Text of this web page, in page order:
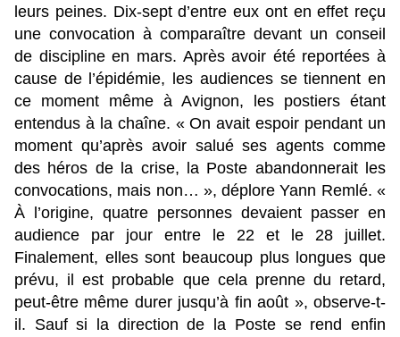
leurs peines. Dix-sept d’entre eux ont en effet reçu
une convocation à comparaître devant un conseil
de discipline en mars. Après avoir été reportées à
cause de l’épidémie, les audiences se tiennent en
ce moment même à Avignon, les postiers étant
entendus à la chaîne. « On avait espoir pendant un
moment qu’après avoir salué ses agents comme
des héros de la crise, la Poste abandonnerait les
convocations, mais non… », déplore Yann Remlé. «
À l’origine, quatre personnes devaient passer en
audience par jour entre le 22 et le 28 juillet.
Finalement, elles sont beaucoup plus longues que
prévu, il est probable que cela prenne du retard,
peut-être même durer jusqu’à fin août », observe-t-
il. Sauf si la direction de la Poste se rend enfin